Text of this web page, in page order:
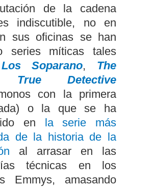
de la cadena
indiscutible, no en
sus oficinas se han
series míticas tales
Los Soparano, The
True Detective
con la primera
o la que se ha
en la serie más
de la historia de la
al arrasar en las
técnicas en los
Emmys, amasando